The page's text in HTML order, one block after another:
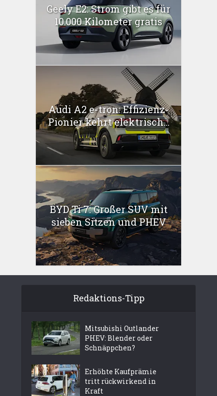
Geely E2: Strom gibt es für
10.000 Kilometer gratis
Audi A2 e-tron: Effizienz-
Pionier kehrt elektrisch...
BYD Ti 7: Großer SUV mit
sieben Sitzen und PHEV
Redaktions-Tipp
Mitsubishi Outlander
PHEV: Blender oder
Schnäppchen?
Erhöhte Kaufprämie
tritt rückwirkend in
Kraft